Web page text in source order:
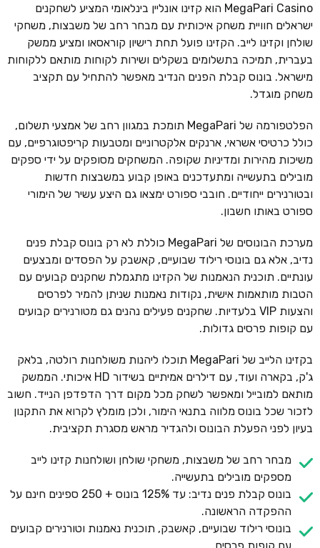
MegaPari Casino הוא קזינו אונליין בינלאומי המציע לשחקנים
ישראלים חוויית משחק איכותית עם מבחר רחב של משבצות, משחקי
שולחן וקזינו לייב. הקזינו פועל תחת רישיון קוראסאו ומציע ממשק
בעברית, תמיכה בתשלומים בשקלים ושירות לקוחות מותאם ללקוחות
מישראל. בונוס קבלת הפנים הנדיב מאפשר להתחיל עם תקציב
משחק מוגדל.
הפלטפורמה של MegaPari תומכת במגוון רחב של אמצעי תשלום,
כולל כרטיסי אשראי, ארנקים אלקטרוניים ומטבעות קריפטוגרפיים, עם
משיכות מהירות ומדיניות שקופה. המשחקים מסופקים על ידי ספקים
מובילים בתעשייה ומתעדכנים באופן קבוע במשבצות חדשות
ובטורנירים ייחודיים. חובבי ספורט ימצאו גם היצע עשיר של הימורי
ספורט באותו חשבון.
מערכת הבונוסים של MegaPari כוללת לא רק בונוס קבלת פנים
נדיב, אלא גם בונוסי רילוד שבועיים, קאשבק על הפסדים ומבצעים
עונתיים. תוכנית הנאמנות של הקזינו מתגמלת שחקנים קבועים עם
הטבות מותאמות אישית, נקודות נאמנות שניתן להמיר לפרסים
והצעות VIP בלעדיות. שחקנים פעילים נהנים גם מטורנירים קבועים
עם קופות פרסים גדולות.
בקזינו הלייב של MegaPari תוכלו ליהנות משולחנות רולטה, בלאק
ג'ק, בקארה ועוד, עם דילרים אמיתיים בשידור HD איכותי. הממשק
מותאם למובייל ומאפשר לשחק מכל מקום דרך הדפדפן הנייד. חשוב
לזכור שכל בונוס מלווה בתנאי הימור, ולכן מומלץ לקרוא את התקנון
בעיון לפני הפעלת הבונוס ולהגדיר מראש מסגרת תקציבית.
מבחר רחב של משבצות, משחקי שולחן ושולחנות קזינו לייב
מספקים מובילים בתעשייה.
בונוס קבלת פנים נדיב: עד 125% בונוס + 250 ספינים חינם על
ההפקדה הראשונה.
בונוסי רילוד שבועיים, קאשבק, תוכנית נאמנות וטורנירים קבועים